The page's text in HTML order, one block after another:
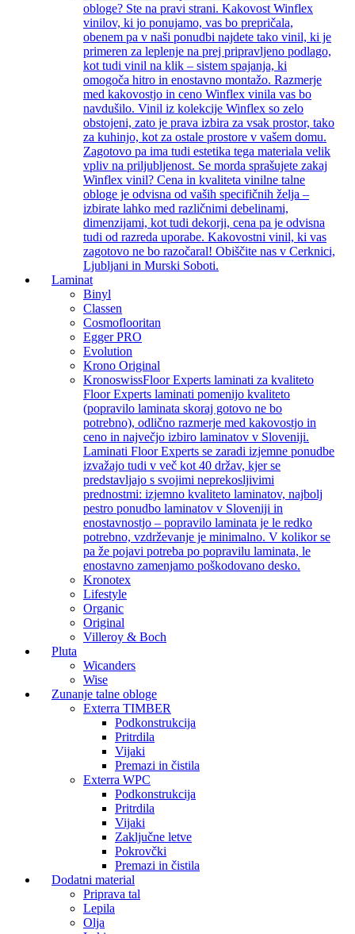
obloge? Ste na pravi strani. Kakovost Winflex
vinilov, ki jo ponujamo, vas bo prepričala,
obenem pa v naši ponudbi najdete tako vinil, ki je
primeren za leplenje na prej pripravljeno podlago,
kot tudi vinil na klik – sistem spajanja, ki
omogoča hitro in enostavno montažo. Razmerje
med kakovostjo in ceno Winflex vinila vas bo
navdušilo. Vinil iz kolekcije Winflex so zelo
obstojeni, zato je prava izbira za vsak prostor, tako
za kuhinjo, kot za ostale prostore v vašem domu.
Zagotovo pa ima tudi estetika tega materiala velik
vpliv na priljubljenost. Se morda sprašujete zakaj
Winflex vinil? Cena in kvaliteta vinilne talne
obloge je odvisna od vaših specifičnih želja –
izbirate lahko med različnimi debelinami,
dimenzijami, kot tudi dekorji, cena pa je odvisna
tudi od razreda uporabe. Kakovostni vinil, ki vas
zagotovo ne bo razočaral! Obiščite nas v Cerknici,
Ljubljani in Murski Soboti.
Laminat
Binyl
Classen
Cosmoflooritan
Egger PRO
Evolution
Krono Original
KronoswissFloor Experts laminati za kvaliteto
Floor Experts laminati pomenijo kvaliteto
(popravilo laminata skoraj gotovo ne bo
potrebno), odlično razmerje med kakovostjo in
ceno in največjo izbiro laminatov v Sloveniji.
Laminati Floor Experts se zaradi izjemne ponudbe
izvažajo tudi v več kot 40 držav, kjer se
predstavljajo s svojimi neprekosljivimi
prednostmi: izjemno kvaliteto laminatov, najbolj
pestro ponudbo laminatov v Sloveniji in
enostavnostjo – popravilo laminata je le redko
potrebno, vzdrževanje je minimalno. V kolikor se
pa že pojavi potreba po popravilu laminata, le
enostavno zamenjamo poškodovano desko.
Kronotex
Lifestyle
Organic
Original
Villeroy & Boch
Pluta
Wicanders
Wise
Zunanje talne obloge
Exterra TIMBER
Podkonstrukcija
Pritrdila
Vijaki
Premazi in čistila
Exterra WPC
Podkonstrukcija
Pritrdila
Vijaki
Zaključne letve
Pokrovčki
Premazi in čistila
Dodatni material
Priprava tal
Lepila
Olja